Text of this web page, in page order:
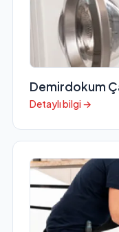
Demirdokum
Detaylı bilgi →